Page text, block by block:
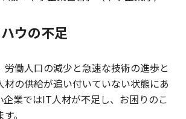
ウの不足
労働人口の減少と急速な技術の進歩と
材の供給が追い付いていない状態にあ
企業ではIT人材が不足し、お困りのこ
。